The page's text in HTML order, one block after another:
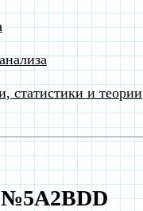
статистики и теории
№5A2BDD